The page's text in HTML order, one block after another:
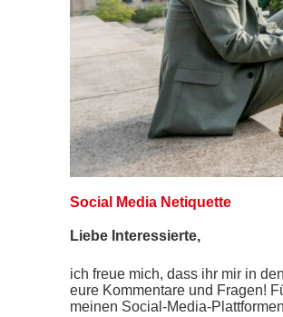
Social Media Netiquette
Liebe Interessierte,
ich freue mich, dass ihr mir in
eure Kommentare und Fragen!
meinen Social-Media-